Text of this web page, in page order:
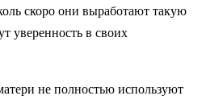
скоро они выработают такую
уверенность в своих
не полностью используют